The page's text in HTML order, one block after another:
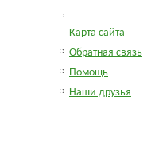
Карта сайта
Обратная связь
Помощь
Наши друзья